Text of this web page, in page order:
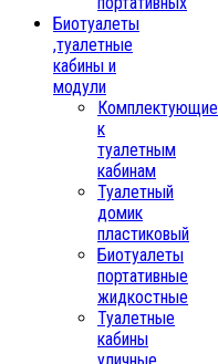
Биотуалеты
,туалетные
кабины и
модули
Комплектующие
к
туалетным
кабинам
Туалетный
домик
пластиковый
Биотуалеты
портативные
жидкостные
Туалетные
кабины